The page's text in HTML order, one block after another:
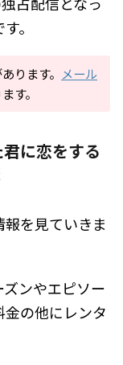
。
ります。 メール
す。
に恋をする
を見ていきま
ンやエピソー
金の他にレンタ